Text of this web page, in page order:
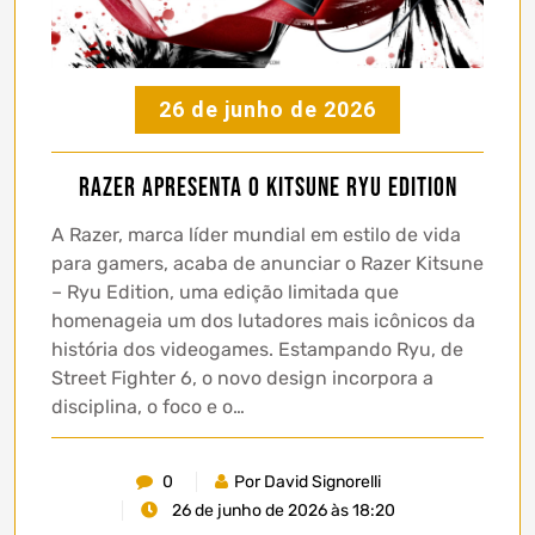
26 de junho de 2026
Razer apresenta o Kitsune Ryu Edition
A Razer, marca líder mundial em estilo de vida
para gamers, acaba de anunciar o Razer Kitsune
– Ryu Edition, uma edição limitada que
homenageia um dos lutadores mais icônicos da
história dos videogames. Estampando Ryu, de
Street Fighter 6, o novo design incorpora a
disciplina, o foco e o…
0
Por David Signorelli
26 de junho de 2026 às 18:20